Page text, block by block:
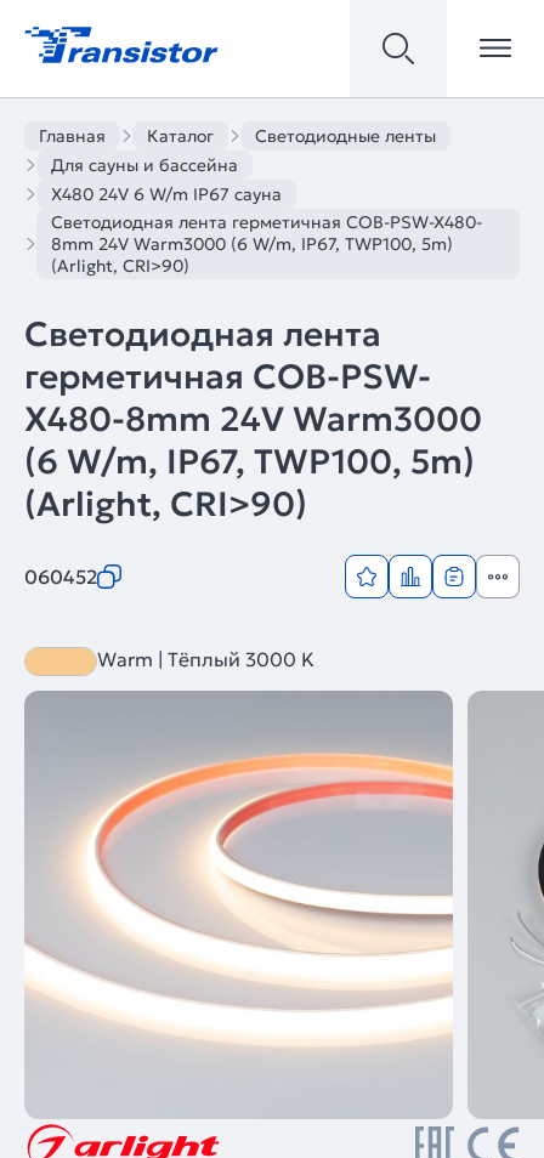
Главная Каталог
Светодиодные ленты
Для сауны и бассейна
X480 24V 6 W/m IP67 сауна
Светодиодная лента герметичная COB-PSW-X480-
8mm 24V Warm3000 (6 W/m, IP67, TWP100, 5m)
(Arlight, CRI>90)
Светодиодная лента
герметичная COB-PSW-
X480-8mm 24V Warm3000
(6 W/m, IP67, TWP100, 5m)
(Arlight, CRI>90)
060452
Warm | Тёплый 3000 K